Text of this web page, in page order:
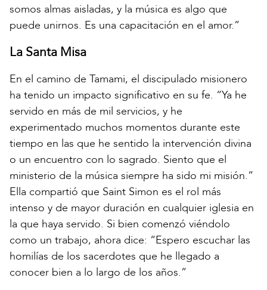
somos almas aisladas, y la música es algo que
puede unirnos. Es una capacitación en el amor.”
La Santa Misa
En el camino de Tamami, el discipulado misionero
ha tenido un impacto significativo en su fe. “Ya he
servido en más de mil servicios, y he
experimentado muchos momentos durante este
tiempo en las que he sentido la intervención divina
o un encuentro con lo sagrado. Siento que el
ministerio de la música siempre ha sido mi misión.”
Ella compartió que Saint Simon es el rol más
intenso y de mayor duración en cualquier iglesia en
la que haya servido. Si bien comenzó viéndolo
como un trabajo, ahora dice: “Espero escuchar las
homilías de los sacerdotes que he llegado a
conocer bien a lo largo de los años.”